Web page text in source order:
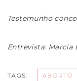
Testemunho
Entrevista: Marcia
TAGS: ABORTO